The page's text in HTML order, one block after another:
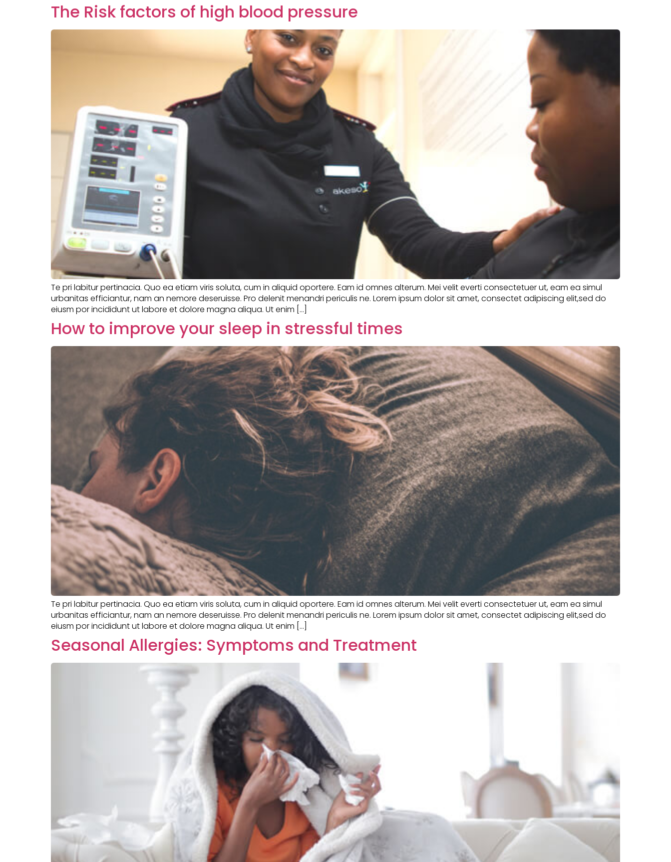
The Risk factors of high blood pressure
Te pri labitur pertinacia. Quo ea etiam viris soluta, cum in aliquid oportere. Eam id omnes alterum. Mei velit everti consectetuer ut, eam ea simul
urbanitas efficiantur, nam an nemore deseruisse. Pro delenit menandri periculis ne. Lorem ipsum dolor sit amet, consectet adipiscing elit,sed do
eiusm por incididunt ut labore et dolore magna aliqua. Ut enim […]
How to improve your sleep in stressful times
Te pri labitur pertinacia. Quo ea etiam viris soluta, cum in aliquid oportere. Eam id omnes alterum. Mei velit everti consectetuer ut, eam ea simul
urbanitas efficiantur, nam an nemore deseruisse. Pro delenit menandri periculis ne. Lorem ipsum dolor sit amet, consectet adipiscing elit,sed do
eiusm por incididunt ut labore et dolore magna aliqua. Ut enim […]
Seasonal Allergies: Symptoms and Treatment